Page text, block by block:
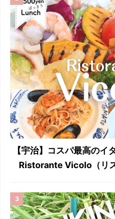
【宇治】コスパ最高のイ
Ristorante Vicolo（リ